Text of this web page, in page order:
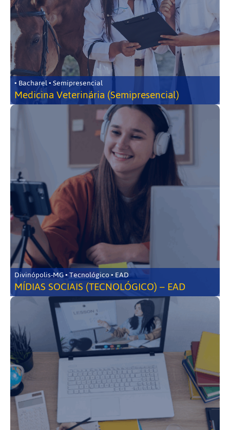
• Bacharel • Semipresencial
Medicina Veterinária (Semipresencial)
Divinópolis-MG • Tecnológico • EAD
MÍDIAS SOCIAIS (TECNOLÓGICO) – EAD